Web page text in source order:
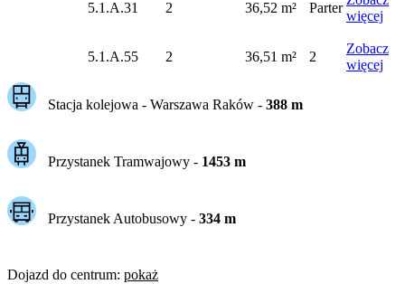
5.1.A.31 2 36,52 m² Parter
więcej
5.1.A.55 2 36,51 m² 2
Zobacz
więcej
Stacja kolejowa - Warszawa Raków- 388m
Przystanek Tramwajowy - 1453m
Przystanek Autobusowy - 334m
Dojazd do centrum: pokaż